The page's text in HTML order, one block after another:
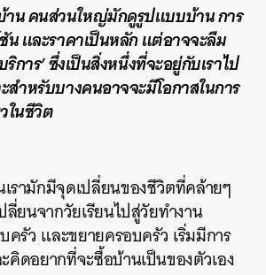
าน คนส่วนใหญ่มักดูรูปแบบบ้าน การ
น และราคาเป็นหลัก แต่อาจจะลืม
ริการ’ ซึ่งเป็นสิ่งหนึ่งที่จะอยู่กับเราไป
สำหรับบางคนอาจจะมีโอกาสในการ
ในชีวิต
รามักมีจุดเปลี่ยนของชีวิตที่คล้ายๆ
ลี่ยนจากวัยเรียนไปสู่วัยทำงาน
ครัว และขยายครอบครัว เริ่มมีการ
คิดอยากที่จะซื้อบ้านเป็นของตัวเอง